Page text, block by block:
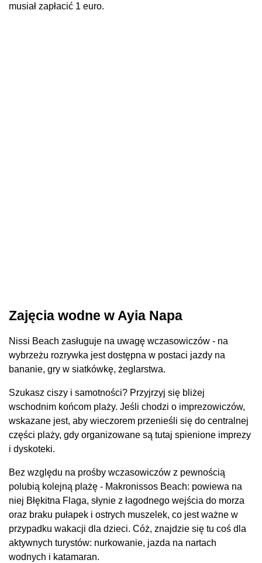
musiał zapłacić 1 euro.
Zajęcia wodne w Ayia Napa
Nissi Beach zasługuje na uwagę wczasowiczów - na
wybrzeżu rozrywka jest dostępna w postaci jazdy na
bananie, gry w siatkówkę, żeglarstwa.
Szukasz ciszy i samotności? Przyjrzyj się bliżej
wschodnim końcom plaży. Jeśli chodzi o imprezowiczów,
wskazane jest, aby wieczorem przenieśli się do centralnej
części plaży, gdy organizowane są tutaj spienione imprezy
i dyskoteki.
Bez względu na prośby wczasowiczów z pewnością
polubią kolejną plażę - Makronissos Beach: powiewa na
niej Błękitna Flaga, słynie z łagodnego wejścia do morza
oraz braku pułapek i ostrych muszelek, co jest ważne w
przypadku wakacji dla dzieci. Cóż, znajdzie się tu coś dla
aktywnych turystów: nurkowanie, jazda na nartach
wodnych i katamaran.